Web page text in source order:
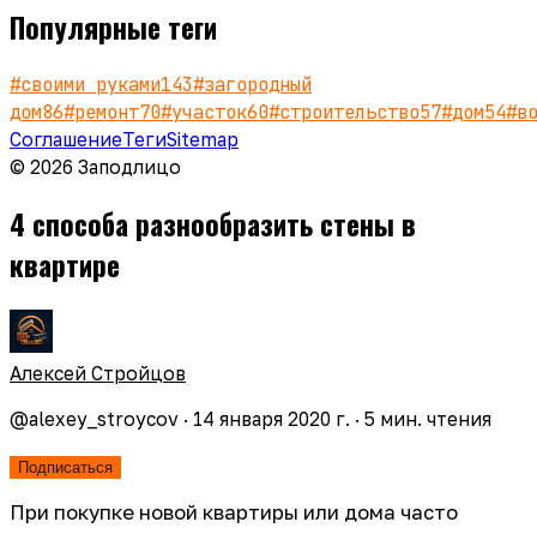
Популярные теги
#своими руками143#загородный
дом86#ремонт70#участок60#строительство57#дом54#
СоглашениеТегиSitemap
© 2026 Заподлицо
4 способа разнообразить стены в
квартире
Алексей Стройцов
@alexey_stroycov · 14 января 2020 г. · 5 мин. чтения
Подписаться
При покупке новой квартиры или дома часто